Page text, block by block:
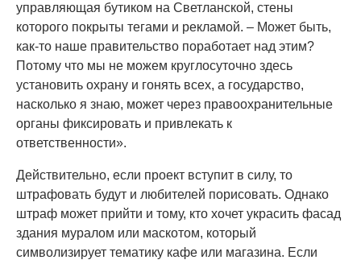
управляющая бутиком на Светланской, стены
которого покрыты тегами и рекламой. – Может быть,
как-то наше правительство поработает над этим?
Потому что мы не можем круглосуточно здесь
установить охрану и гонять всех, а государство,
насколько я знаю, может через правоохранительные
органы фиксировать и привлекать к
ответственности».
Действительно, если проект вступит в силу, то
штрафовать будут и любителей порисовать. Однако
штраф может прийти и тому, кто хочет украсить фасад
здания муралом или маскотом, который
символизирует тематику кафе или магазина. Если